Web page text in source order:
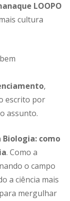
LOOPO
cultura
,
escrito por
assunto.
como
. Como a
o campo
a ciência mais
mergulhar